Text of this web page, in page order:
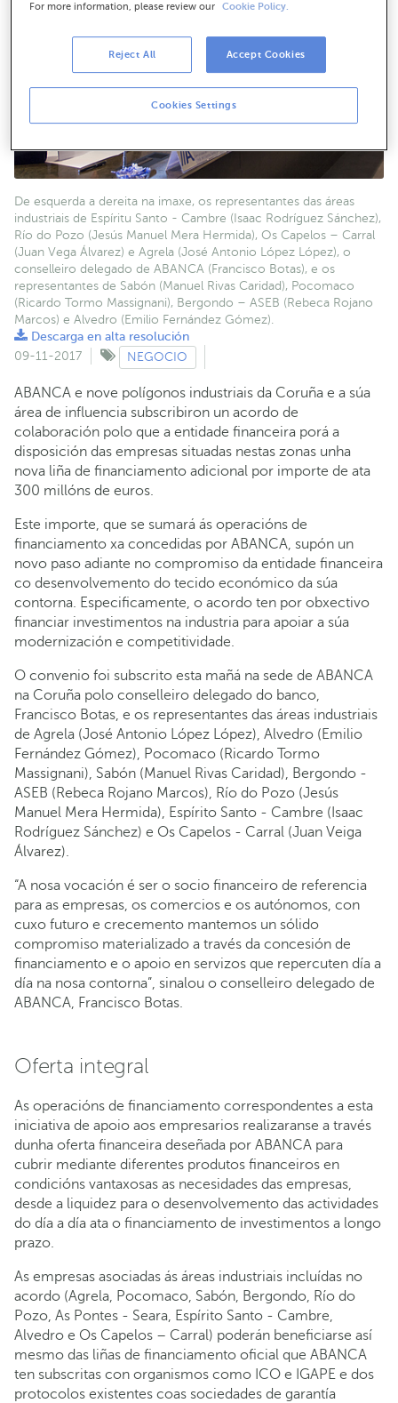
De esquerda a dereita na imaxe, os representantes das áreas
industriais de Espíritu Santo - Cambre (Isaac Rodríguez Sánchez),
Río do Pozo (Jesús Manuel Mera Hermida), Os Capelos – Carral
(Juan Vega Álvarez) e Agrela (José Antonio López López), o
conselleiro delegado de ABANCA (Francisco Botas), e os
representantes de Sabón (Manuel Rivas Caridad), Pocomaco
(Ricardo Tormo Massignani), Bergondo – ASEB (Rebeca Rojano
Marcos) e Alvedro (Emilio Fernández Gómez).
Descarga en alta resolución
09-11-2017
NEGOCIO
ABANCA e nove polígonos industriais da Coruña e a súa
área de influencia subscribiron un acordo de
colaboración polo que a entidade financeira porá a
disposición das empresas situadas nestas zonas unha
nova liña de financiamento adicional por importe de ata
300 millóns de euros.
Este importe, que se sumará ás operacións de
financiamento xa concedidas por ABANCA, supón un
novo paso adiante no compromiso da entidade financeira
co desenvolvemento do tecido económico da súa
contorna. Especificamente, o acordo ten por obxectivo
financiar investimentos na industria para apoiar a súa
modernización e competitividade.
O convenio foi subscrito esta mañá na sede de ABANCA
na Coruña polo conselleiro delegado do banco,
Francisco Botas, e os representantes das áreas industriais
de Agrela (José Antonio López López), Alvedro (Emilio
Fernández Gómez), Pocomaco (Ricardo Tormo
Massignani), Sabón (Manuel Rivas Caridad), Bergondo -
ASEB (Rebeca Rojano Marcos), Río do Pozo (Jesús
Manuel Mera Hermida), Espírito Santo - Cambre (Isaac
Rodríguez Sánchez) e Os Capelos - Carral (Juan Veiga
Álvarez).
“A nosa vocación é ser o socio financeiro de referencia
para as empresas, os comercios e os autónomos, con
cuxo futuro e crecemento mantemos un sólido
compromiso materializado a través da concesión de
financiamento e o apoio en servizos que repercuten día a
día na nosa contorna”, sinalou o conselleiro delegado de
ABANCA, Francisco Botas.
Oferta integral
As operacións de financiamento correspondentes a esta
iniciativa de apoio aos empresarios realizaranse a través
dunha oferta financeira deseñada por ABANCA para
cubrir mediante diferentes produtos financeiros en
condicións vantaxosas as necesidades das empresas,
desde a liquidez para o desenvolvemento das actividades
do día a día ata o financiamento de investimentos a longo
prazo.
As empresas asociadas ás áreas industriais incluídas no
acordo (Agrela, Pocomaco, Sabón, Bergondo, Río do
Pozo, As Pontes - Seara, Espírito Santo - Cambre,
Alvedro e Os Capelos – Carral) poderán beneficiarse así
mesmo das liñas de financiamento oficial que ABANCA
ten subscritas con organismos como ICO e IGAPE e dos
protocolos existentes coas sociedades de garantía
For more information, please review our Cookie Policy.
Cookies Settings
Reject All Accept Cookies